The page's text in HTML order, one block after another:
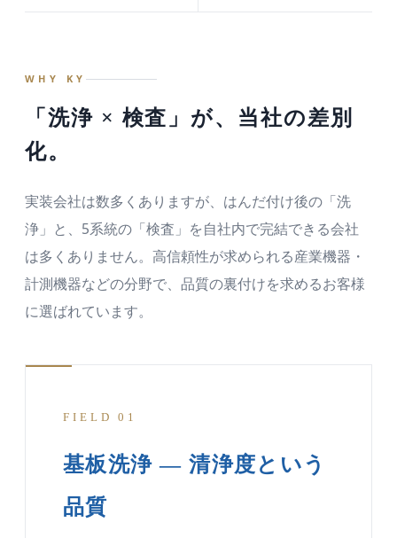
WHY KY
「洗浄 × 検査」が、当社の差別
化。
実装会社は数多くありますが、はんだ付け後の「洗
浄」と、5系統の「検査」を自社内で完結できる会社
は多くありません。高信頼性が求められる産業機器・
計測機器などの分野で、品質の裏付けを求めるお客様
に選ばれています。
FIELD 01
基板洗浄 — 清浄度という
品質